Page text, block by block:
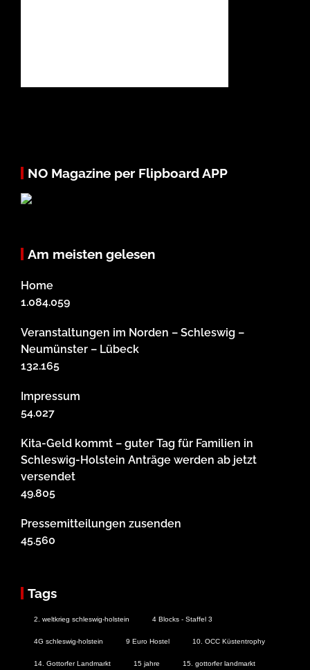
NO Magazine per Flipboard APP
Am meisten gelesen
Home
1.084.059
Veranstaltungen im Norden – Schleswig –
Neumünster – Lübeck
132.165
Impressum
54.027
Kita-Geld kommt – guter Tag für Familien in
Schleswig-Holstein Anträge werden ab jetzt
versendet
49.805
Pressemitteilungen zusenden
45.560
Tags
2. weltkrieg schleswig-holstein 4 Blocks - Staffel 3
4G schleswig-holstein 9 Euro Hostel 10. OCC Küstentrophy
14. Gottorfer Landmarkt 15 jahre 15. gottorfer landmarkt